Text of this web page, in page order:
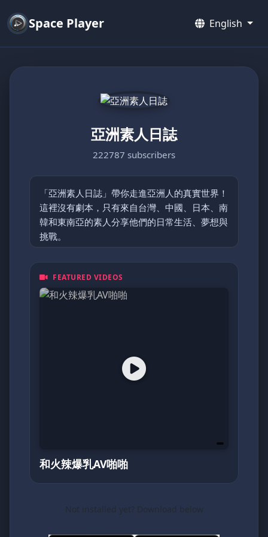
Space Player English
亞洲素人日誌
222787 subscribers
「亞洲素人日誌」帶你走進亞洲人的真實世界！
這裡沒有劇本，只有來自台灣、中國、日本、南
韓和東南亞的素人分享他們的日常生活、夢想與
挑戰。
從鄉村的簡單快樂到都市的忙碌節奏，每支影片
都是一頁動人的日記。加入我們，探索亞洲最真
摯的面貌！
FEATURED VIDEOS
和火辣爆乳AV啪啪
Not installed yet? Download below